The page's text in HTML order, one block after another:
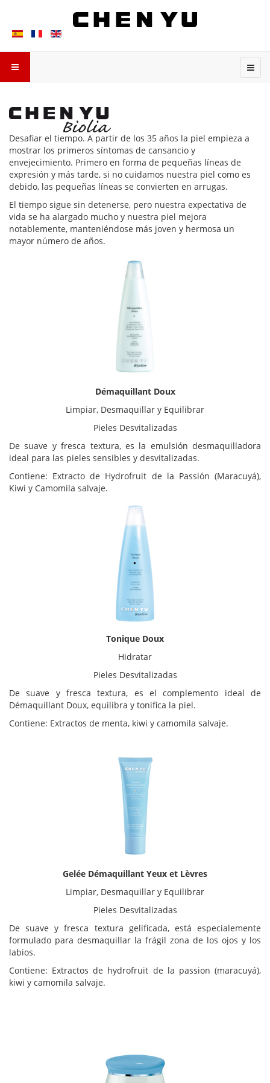
Desafiar el tiempo. A partir de los 35 años la piel empieza a
mostrar los primeros síntomas de cansancio y
envejecimiento. Primero en forma de pequeñas líneas de
expresión y más tarde, si no cuidamos nuestra piel como es
debido, las pequeñas líneas se convierten en arrugas.
El tiempo sigue sin detenerse, pero nuestra expectativa de
vida se ha alargado mucho y nuestra piel mejora
notablemente, manteniéndose más joven y hermosa un
mayor número de años.
Démaquillant Doux
Limpiar, Desmaquillar y Equilibrar
Pieles Desvitalizadas
De suave y fresca textura, es la emulsión desmaquilladora
ideal para las pieles sensibles y desvitalizadas.
Contiene: Extracto de Hydrofruit de la Passión (Maracuyá),
Kiwi y Camomila salvaje.
Tonique Doux
Hidratar
Pieles Desvitalizadas
De suave y fresca textura, es el complemento ideal de
Démaquillant Doux, equilibra y tonifica la piel.
Contiene: Extractos de menta, kiwi y camomila salvaje.
Gelée Démaquillant Yeux et Lèvres
Limpiar, Desmaquillar y Equilibrar
Pieles Desvitalizadas
De suave y fresca textura gelificada, está especialemente
formulado para desmaquillar la frágil zona de los ojos y los
labios.
Contiene: Extractos de hydrofruit de la passion (maracuyá),
kiwi y camomila salvaje.